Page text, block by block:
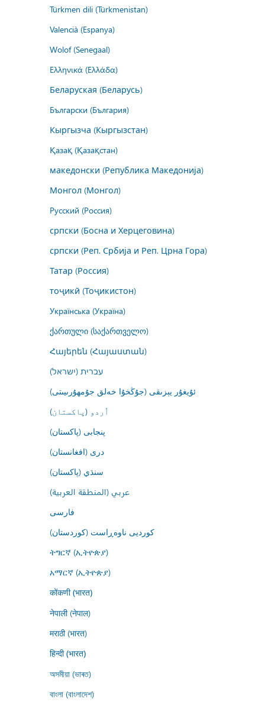
Türkmen dili (Türkmenistan)
Valencià (Espanya)
Wolof (Senegaal)
Ελληνικά (Ελλάδα)
Беларуская (Беларусь)
Български (България)
Кыргызча (Кыргызстан)
Қазақ (Қазақстан)
македонски (Република Македонија)
Монгол (Монгол)
Русский (Россия)
српски (Босна и Херцеговина)
српски (Реп. Србија и Реп. Црна Гора)
Татар (Россия)
тоҷикӣ (Тоҷикистон)
Українська (Україна)
ქართული (საქართველო)
Հայերեն (Հայաստան)
עברית (ישראל)
ئۇيغۇر يېزىقى (جۇڭخۇا خەلق جۇمھۇرىيىتى)
اُردو (پاکستان)
پنجابی (پاکستان)
درى (افغانستان)
سنڌي (پاکستان)
عربي (المنطقة العربية)
فارسى
کوردیی ناوەڕاست (کوردستان)
ትግርኛ (ኢትዮጵያ)
አማርኛ (ኢትዮጵያ)
कोंकणी (भारत)
नेपाली (नेपाल)
मराठी (भारत)
हिन्दी (भारत)
অসমীয়া (ভাৰত)
বাংলা (বাংলাদেশ)